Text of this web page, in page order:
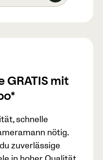
GRATIS mit
schnelle
nötig.
zuverlässige